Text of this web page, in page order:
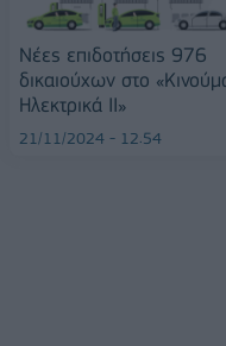
Νέες επιδοτήσεις 976
δικαιούχων στο
Ηλεκτρικά ΙΙ»
21/11/2024 - 12:54